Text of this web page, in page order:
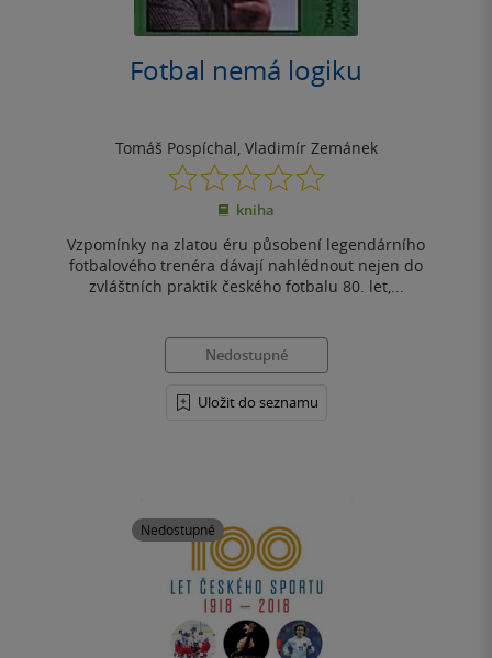
Fotbal nemá logiku
Tomáš Pospíchal, Vladimír Zemánek
0.0
z
5
kniha
Vzpomínky na zlatou éru působení legendárního
fotbalového trenéra dávají nahlédnout nejen do
zvláštních praktik českého fotbalu 80. let,...
Nedostupné
Uložit do seznamu
Nedostupné